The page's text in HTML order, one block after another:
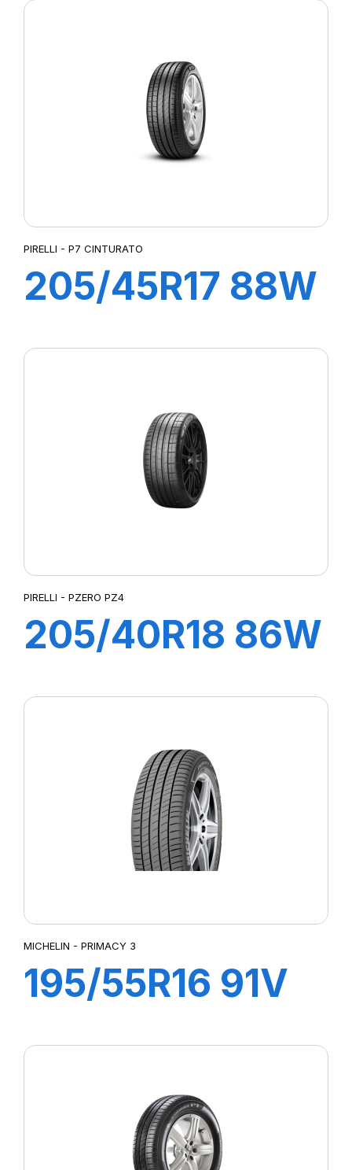
PIRELLI - P7 CINTURATO
205/45R17 88W
PIRELLI - PZERO PZ4
205/40R18 86W
MICHELIN - PRIMACY 3
195/55R16 91V